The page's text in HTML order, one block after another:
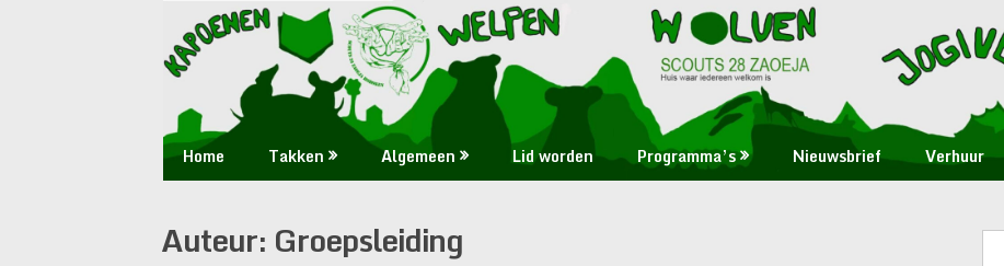
Scouts
28
Zaoeja
waar
iedereen
Home Takken Algemeen Lid worden Programma’s Nieuwsbrief Verhuur
Auteur: Groepsleiding